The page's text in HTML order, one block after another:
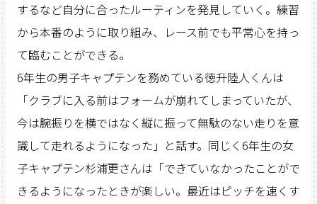
するなど自分に合ったルーティンを発見していく。練習
から本番のように取り組み、レース前でも平常心を持っ
て臨むことができる。
6年生の男子キャプテンを務めている徳升陸人くんは
「クラブに入る前はフォームが崩れてしまっていたが、
今は腕振りを横ではなく縦に振って無駄のない走りを意
識して走れるようになった」と話す。同じく6年生の女
子キャプテン杉浦更さんは「できていなかったことがで
きるようになったときが楽しい。最近はピッチを速くす